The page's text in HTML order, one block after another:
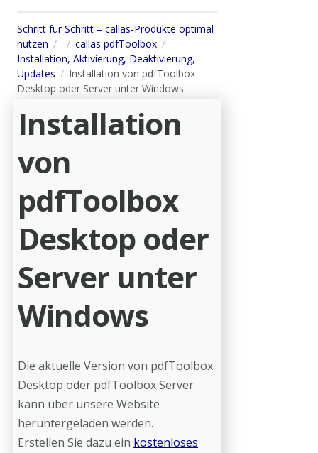
Schritt für Schritt – callas-Produkte optimal
nutzen
callas pdfToolbox
Installation, Aktivierung, Deaktivierung,
Updates
Installation von pdfToolbox
Desktop oder Server unter Windows
Installation
von
pdfToolbox
Desktop oder
Server unter
Windows
Die aktuelle Version von pdfToolbox
Desktop oder pdfToolbox Server
kann über unsere Website
heruntergeladen werden.
Erstellen Sie dazu ein kostenloses